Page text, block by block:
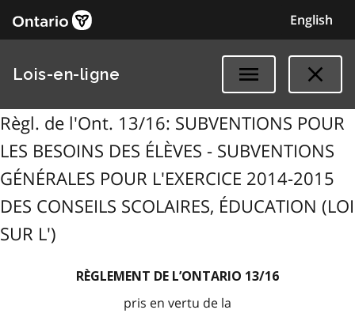
English
Lois-en-ligne
Règl. de l'Ont. 13/16: SUBVENTIONS POUR
LES BESOINS DES ÉLÈVES - SUBVENTIONS
GÉNÉRALES POUR L'EXERCICE 2014-2015
DES CONSEILS SCOLAIRES, ÉDUCATION (LOI
SUR L')
RÈGLEMENT DE L’ONTARIO 13/16
pris en vertu de la